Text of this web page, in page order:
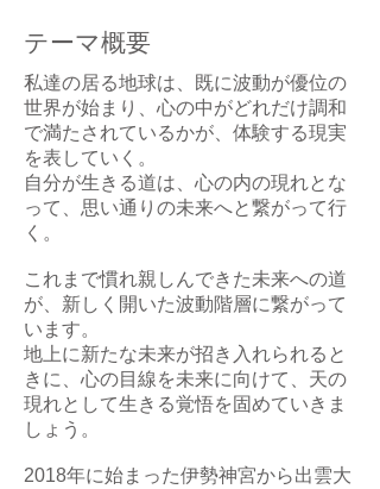
テーマ概要
私達の居る地球は、既に波動が優位の
世界が始まり、心の中がどれだけ調和
で満たされているかが、体験する現実
を表していく。
自分が生きる道は、心の内の現れとな
って、思い通りの未来へと繋がって行
く。
これまで慣れ親しんできた未来への道
が、新しく開いた波動階層に繋がって
います。
地上に新たな未来が招き入れられると
きに、心の目線を未来に向けて、天の
現れとして生きる覚悟を固めていきま
しょう。
2018年に始まった伊勢神宮から出雲大